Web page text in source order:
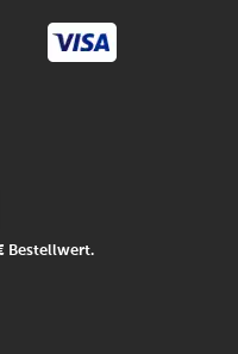
Bestellwert.